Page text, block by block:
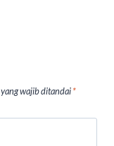
yang wajib ditandai*